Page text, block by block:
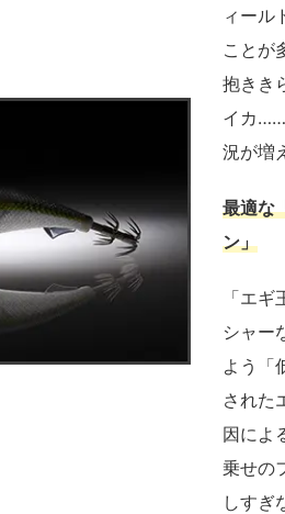
ィール
ことが
抱きき
イカ……
況が増
最適な
ン」
「エ
シャー
よう「
された
因によ
乗せの
しすぎ